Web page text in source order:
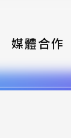
媒體合作